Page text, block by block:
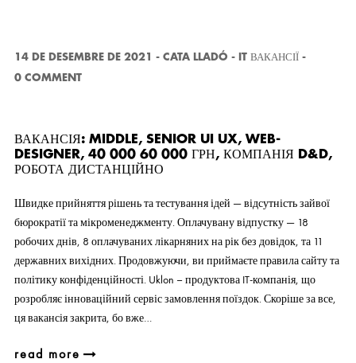
14 DE DESEMBRE DE 2021 - CATA LLADÓ - IT ВАКАНСІЇ -
0 COMMENT
ВАКАНСІЯ: MIDDLE, SENIOR UI UX, WEB-
DESIGNER, 40 000 60 000 ГРН, КОМПАНІЯ D&D,
РОБОТА ДИСТАНЦІЙНО
Швидке прийняття рішень та тестування ідей — відсутність зайвої
бюрократії та мікроменеджменту. Оплачувану відпустку — 18
робочих днів, 8 оплачуваних лікарняних на рік без довідок, та 11
державних вихідних. Продовжуючи, ви приймаєте правила сайту та
політику конфіденційності. Uklon – продуктова IT-компанія, що
розробляє інноваційний сервіс замовлення поїздок. Скоріше за все,
ця вакансія закрита, бо вже…
read more